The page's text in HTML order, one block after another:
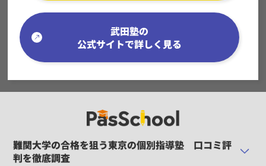
武田塾の
公式サイトで詳しく見る
難関大学の合格を狙う東京の個別指導塾 口コミ評
判を徹底調査